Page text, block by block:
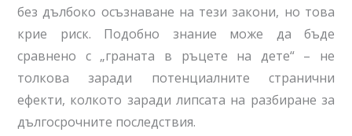
без дълбоко осъзнаване на тези закони, но това
крие риск. Подобно знание може да бъде
сравнено с „граната в ръцете на дете“ – не
толкова заради потенциалните странични
ефекти, колкото заради липсата на разбиране за
дългосрочните последствия.